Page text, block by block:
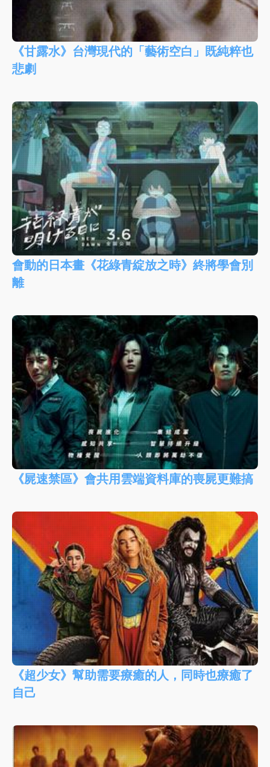
《甘露水》台灣現代的「藝術空白」既純粹也
悲劇
會動的日本畫《花綠青綻放之時》終將學會別
離
《屍速禁區》會共用雲端資料庫的喪屍更難搞
《超少女》幫助需要療癒的人，同時也療癒了
自己